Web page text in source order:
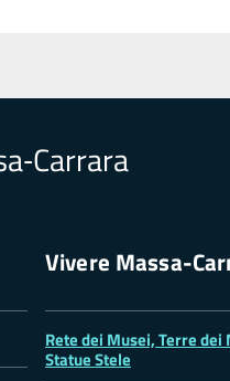
Vivere Massa-
Rete dei Musei, Terre
Statue Stele